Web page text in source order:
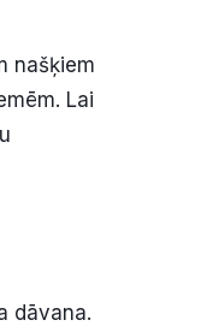
našķiem
Lai
dāvana.